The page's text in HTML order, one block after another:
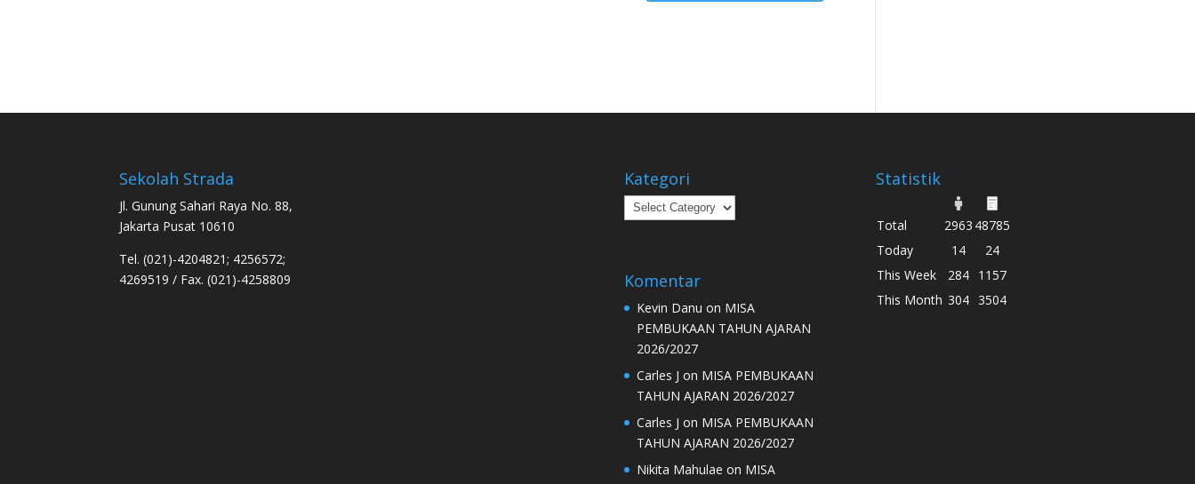
Sekolah Strada
Jl. Gunung Sahari Raya No. 88,
Jakarta Pusat 10610
Tel. (021)-4204821; 4256572;
4269519 / Fax. (021)-4258809
Kategori
Kategori
Komentar
Kevin Danu on MISA
PEMBUKAAN TAHUN AJARAN
2026/2027
Carles J on MISA PEMBUKAAN
TAHUN AJARAN 2026/2027
Carles J on MISA PEMBUKAAN
TAHUN AJARAN 2026/2027
Nikita Mahulae on MISA
Statistik
Total 2963 48785
Today
14
24
This Week
284 1157
This Month 304 3504